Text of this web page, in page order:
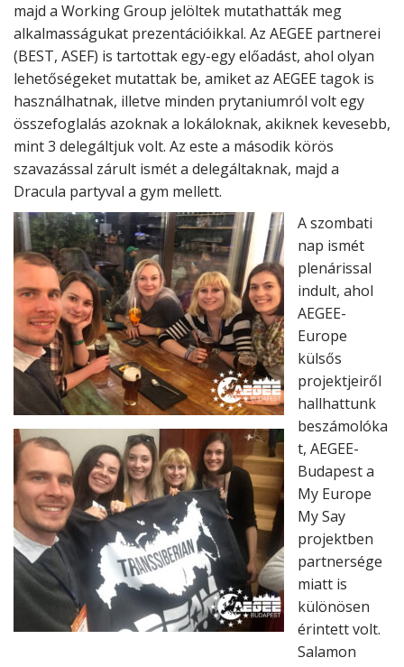
majd a Working Group jelöltek mutathatták meg
alkalmasságukat prezentációikkal. Az AEGEE partnerei
(BEST, ASEF) is tartottak egy-egy előadást, ahol olyan
lehetőségeket mutattak be, amiket az AEGEE tagok is
használhatnak, illetve minden prytaniumról volt egy
összefoglalás azoknak a lokáloknak, akiknek kevesebb,
mint 3 delegáltjuk volt. Az este a második körös
szavazással zárult ismét a delegáltaknak, majd a
Dracula partyval a gym mellett.
A szombati
nap ismét
plenárissal
indult, ahol
AEGEE-
Europe
külsős
projektjeiről
hallhattunk
beszámolóka
t, AEGEE-
Budapest a
My Europe
My Say
projektben
partnersége
miatt is
különösen
érintett volt.
Salamon